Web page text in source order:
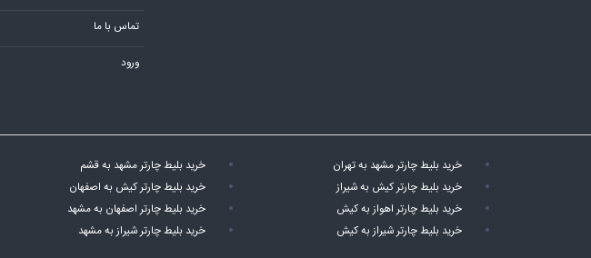
تماس با ما
ورود
خرید بلیط چارتر مشهد به تهران خرید بلیط چارتر مشهد به قشم
خرید بلیط چارتر کیش به شیراز
خرید بلیط چارتر کیش به اصفهان
خرید بلیط چارتر اهواز به کیش
خرید بلیط چارتر اصفهان به مشهد
خرید بلیط چارتر شیراز به کیش
خرید بلیط چارتر شیراز به مشهد